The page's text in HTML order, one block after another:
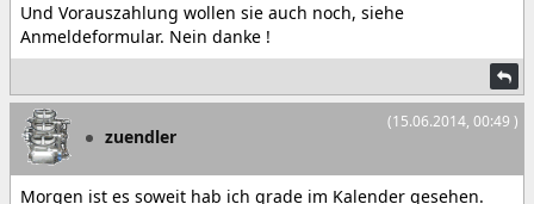
Und Vorauszahlung wollen sie auch noch, siehe
Anmeldeformular. Nein danke !
(15.06.2014, 00:49 )
zuendler
Morgen ist es soweit hab ich grade im Kalender gesehen.